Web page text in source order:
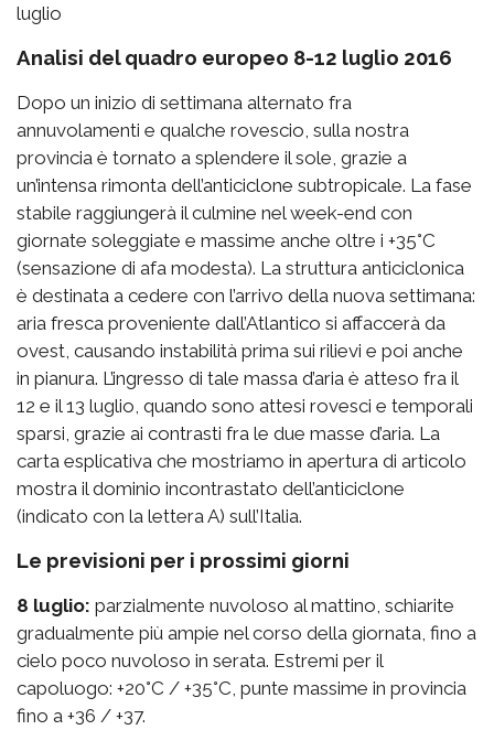
luglio
Analisi del quadro europeo 8-12 luglio 2016
Dopo un inizio di settimana alternato fra
annuvolamenti e qualche rovescio, sulla nostra
provincia è tornato a splendere il sole, grazie a
un’intensa rimonta dell’anticiclone subtropicale. La fase
stabile raggiungerà il culmine nel week-end con
giornate soleggiate e massime anche oltre i +35°C
(sensazione di afa modesta). La struttura anticiclonica
è destinata a cedere con l’arrivo della nuova settimana:
aria fresca proveniente dall’Atlantico si affaccerà da
ovest, causando instabilità prima sui rilievi e poi anche
in pianura. L’ingresso di tale massa d’aria è atteso fra il
12 e il 13 luglio, quando sono attesi rovesci e temporali
sparsi, grazie ai contrasti fra le due masse d’aria. La
carta esplicativa che mostriamo in apertura di articolo
mostra il dominio incontrastato dell’anticiclone
(indicato con la lettera A) sull’Italia.
Le previsioni per i prossimi giorni
8 luglio: parzialmente nuvoloso al mattino, schiarite
gradualmente più ampie nel corso della giornata, fino a
cielo poco nuvoloso in serata. Estremi per il
capoluogo: +20°C / +35°C, punte massime in provincia
fino a +36 / +37.